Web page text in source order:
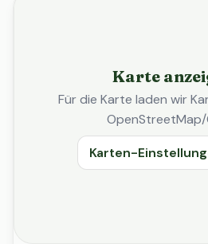
Karte
Für die Karte laden wir
OpenStreetMap/
Karten-